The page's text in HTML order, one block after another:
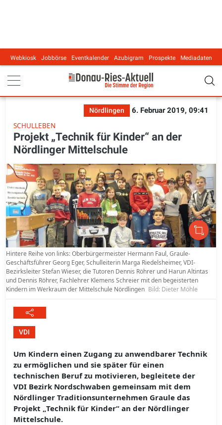
Main navigation
Webkiosk Jobbörse Eventkalender Azubigram Prospekte Mediadaten
Nördlingen
6. Februar 2019, 09:41
SCHULLEBEN
Projekt „Technik für Kinder“ an der
Nördlinger Mittelschule
Hintere Reihe von links: Oberbürgermeister Hermann Faul, Graule-
Geschäftsführer Georg Eger, Schulleiterin Marga Riedelsheimer, VDI-
Bezirksleiter Stefan Wieser, die Tutoren Dennis Röhrer und Harun Altintas
und Dennis Röhrer, Fachlehrer Klemens Schreier mit den begeisterten
Kindern im Werkraum der Mittelschule Nördlingen Bild: Dieter Möhle
VDI
Um Kindern einen Zugang zu anwendbarer Technik
zu ermöglichen und sie später für einen
technischen Beruf zu motivieren, begleitete der
VDI Bezirk Nordschwaben gemeinsam mit dem
Nördlinger Traditionsunternehmen Graule das
Projekt „Technik für Kinder“ an der Nördlinger
Mittelschule.